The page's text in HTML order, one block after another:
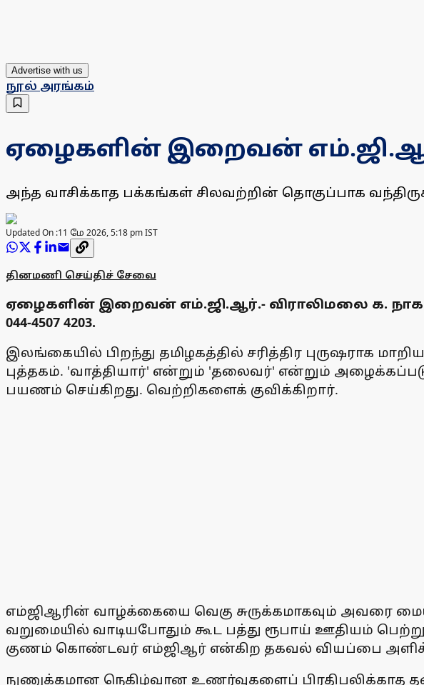
Advertise with us
நூல் அரங்கம்
ஏழைகளின் இறைவன்
அந்த வாசிக்காத பக்கங்கள் சிலவற்றின் தொகுப்பாக
Updated On :11 மே 2026, 5:18 pm IST
தினமணி செய்திச் சேவை
ஏழைகளின் இறைவன் எம்.ஜி.ஆர்.- விராலிமலை க.
044-4507 4203.
இலங்கையில் பிறந்து தமிழகத்தில் சரித்திர புருஷராக
புத்தகம். 'வாத்தியார்' என்றும் 'தலைவர்' என்றும்
பயணம் செய்கிறது. வெற்றிகளைக் குவிக்கிறார்.
எம்ஜிஆரின் வாழ்க்கையை வெகு சுருக்கமாகவும் அவரை
வறுமையில் வாடியபோதும் கூட பத்து ரூபாய் ஊதியம்
குணம் கொண்டவர் எம்ஜிஆர் என்கிற தகவல் வியப்பை
நுணுக்கமான நெகிழ்வான உணர்வுகளைப் பிரதிபலிக்காத